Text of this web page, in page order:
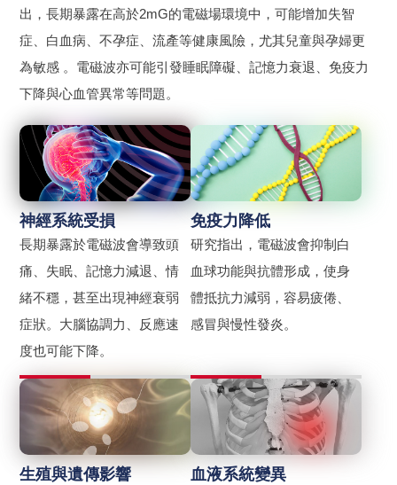
出，長期暴露在高於2mG的電磁場環境中，可能增加失智
症、白血病、不孕症、流產等健康風險，尤其兒童與孕婦更
為敏感 。電磁波亦可能引發睡眠障礙、記憶力衰退、免疫力
下降與心血管異常等問題。
神經系統受損
長期暴露於電磁波會導致頭
痛、失眠、記憶力減退、情
緒不穩，甚至出現神經衰弱
症狀。大腦協調力、反應速
度也可能下降。
免疫力降低
研究指出，電磁波會抑制白
血球功能與抗體形成，使身
體抵抗力減弱，容易疲倦、
感冒與慢性發炎。
生殖與遺傳影響 血液系統變異